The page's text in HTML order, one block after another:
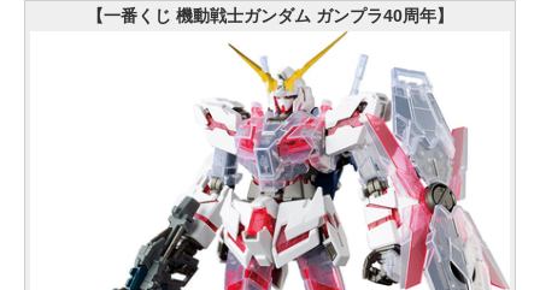
【一番くじ 機動戦士ガンダム ガンプラ40周年】